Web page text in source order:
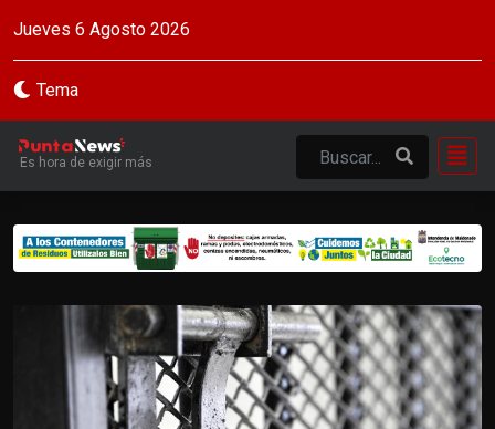
Jueves 6 Agosto 2026
Tema
Es hora de exigir más